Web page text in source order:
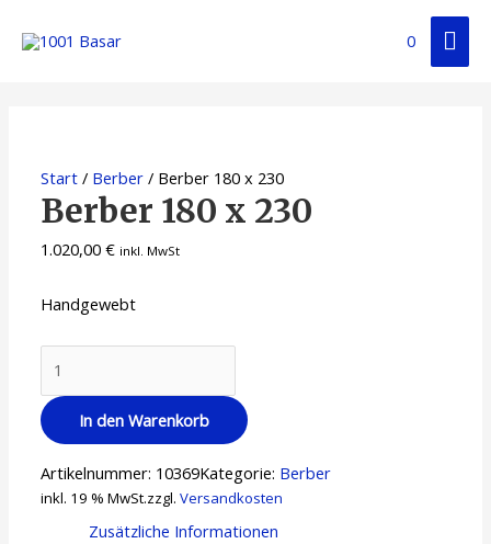
0
Start / Berber / Berber 180 x 230
Berber 180 x 230
1.020,00€ inkl. MwSt
Handgewebt
In den Warenkorb
Artikelnummer: 10369Kategorie: Berber
inkl. 19 % MwSt.zzgl.Versandkosten
Zusätzliche Informationen